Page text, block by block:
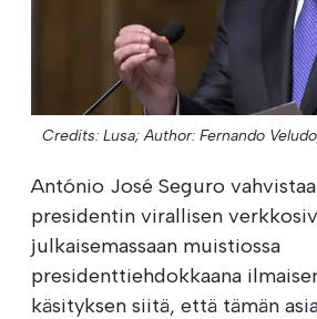
Credits: Lusa; Author: Fernando
António José Seguro
presidentin virallisen
julkaisemassaan muistiossa
presidenttiehdokkaana
käsityksen siitä, että tämän